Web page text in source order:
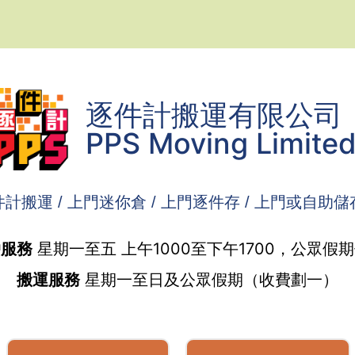
逐件計搬運有限公司
PPS Moving Limited
計搬運 / 上門迷你倉 / 上門逐件存 / 上門或自助儲
務星期一至五 上午1000至下午1700，公眾假
搬運服務星期一至日及公眾假期（收費劃一）